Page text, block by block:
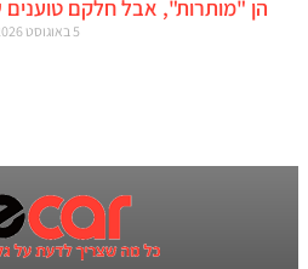
הן "מותרות", אבל חלקם
5 באוגוסט 2026